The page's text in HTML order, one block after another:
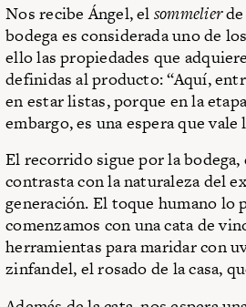
Nos recibe Ángel, el sommelierde
bodega es considerada uno de
ello las propiedades que
definidas al producto: “Aquí,
en estar listas, porque en la
embargo, es una espera que vale
El recorrido sigue por la
contrasta con la naturaleza del
generación. El toque humano lo
comenzamos con una cata de
herramientas para maridar con
zinfandel, el rosado de la casa,